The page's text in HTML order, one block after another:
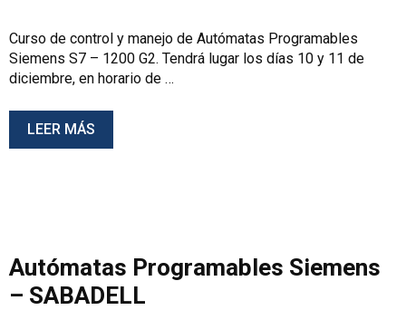
Curso de control y manejo de Autómatas Programables
Siemens S7 – 1200 G2. Tendrá lugar los días 10 y 11 de
diciembre, en horario de …
LEER MÁS
Autómatas Programables Siemens
– SABADELL